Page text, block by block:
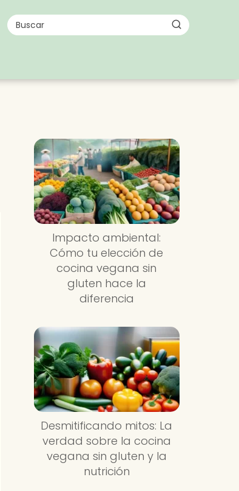
Impacto ambiental:
Cómo tu elección de
cocina vegana sin
gluten hace la
diferencia
Desmitificando mitos: La
verdad sobre la cocina
vegana sin gluten y la
nutrición